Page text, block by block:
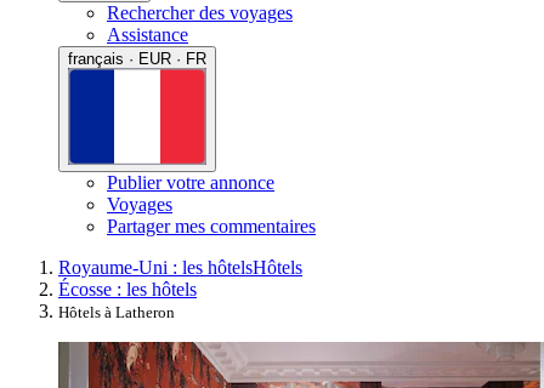
Rechercher des voyages
Assistance
français · EUR · FR
Publier votre annonce
Voyages
Partager mes commentaires
Royaume-Uni : les hôtelsHôtels
Écosse : les hôtels
Hôtels à Latheron